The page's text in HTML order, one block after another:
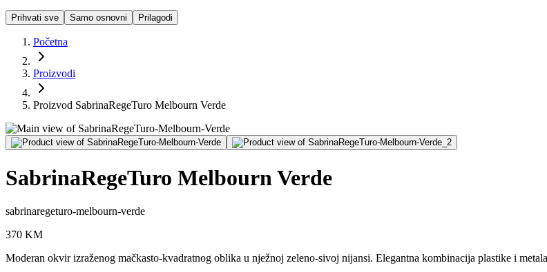
Prihvati sve Samo osnovni Prilagodi
Početna
Proizvodi
Proizvod SabrinaRegeTuro Melbourn Verde
SabrinaRegeTuro Melbourn Verde
sabrinaregeturo-melbourn-verde
370 KM
Moderan okvir izraženog mačkasto-kvadratnog oblika u nježnoj zeleno-sivoj nijansi. Elegantna kombinacija plastike i